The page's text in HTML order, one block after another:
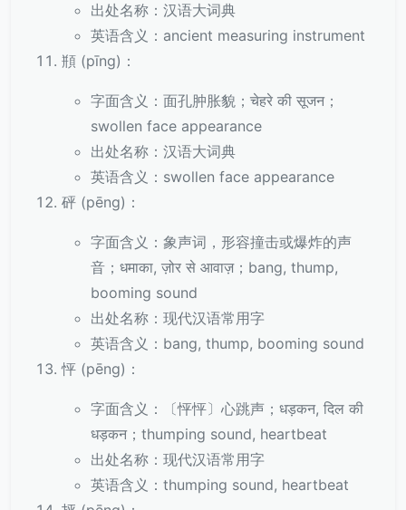
出处名称：汉语大词典
英语含义：ancient measuring instrument
頩 (pīng)：
字面含义：面孔肿胀貌；चेहरे की सूजन；
swollen face appearance
出处名称：汉语大词典
英语含义：swollen face appearance
砰 (pēng)：
字面含义：象声词，形容撞击或爆炸的声
音；धमाका, ज़ोर से आवाज़；bang, thump,
booming sound
出处名称：现代汉语常用字
英语含义：bang, thump, booming sound
怦 (pēng)：
字面含义：〔怦怦〕心跳声；धड़कन, दिल की
धड़कन；thumping sound, heartbeat
出处名称：现代汉语常用字
英语含义：thumping sound, heartbeat